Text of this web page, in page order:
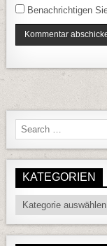
Benachrichtigen
Search for:
KATEGORIEN
Kategorien